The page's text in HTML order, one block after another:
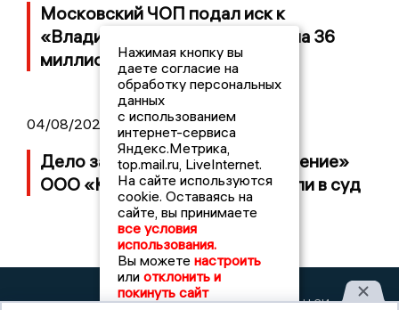
Московский ЧОП подал иск к
«Владимирскому стандарту» на 36
миллионов рублей
04/08/2026 15:40
Дело застройщика ЖК «Поколение»
ООО «Капитал Строй» передали в суд
2017 © NEWSVLADIMIR.RU | СИ
Нажимая кнопку вы
даете согласие на
обработку персональных
данных
с использованием
интернет-сервиса
Яндекс.Метрика,
top.mail.ru, LiveInternet.
На сайте используются
cookie. Оставаясь на
сайте, вы принимаете
все условия
использования.
Вы можете настроить
или отклонить и
покинуть сайт